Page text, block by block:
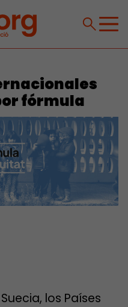
fórmula
los Países